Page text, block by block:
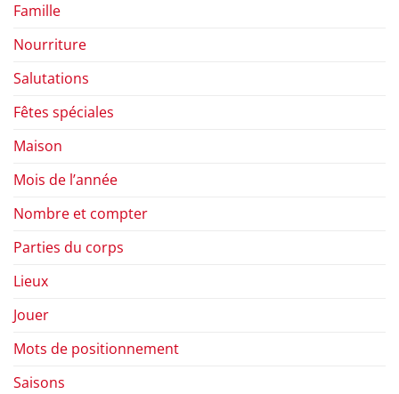
Famille
Nourriture
Salutations
Fêtes spéciales
Maison
Mois de l’année
Nombre et compter
Parties du corps
Lieux
Jouer
Mots de positionnement
Saisons